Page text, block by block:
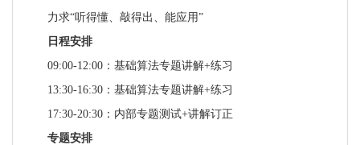
力求“听得懂、敲得出、能应用”
日程安排
09:00-12:00：基础算法专题讲解+练习
13:30-16:30：基础算法专题讲解+练习
17:30-20:30：内部专题测试+讲解订正
专题安排